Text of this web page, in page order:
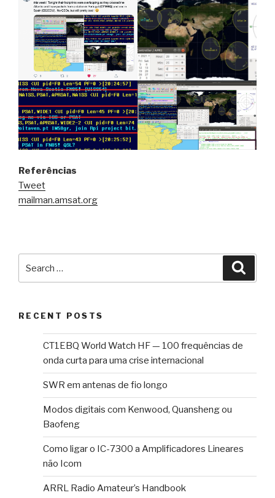
Referências
Tweet
mailman.amsat.org
for:
RECENT POSTS
CT1EBQ World Watch HF — 100 frequências de
onda curta para uma crise internacional
SWR em antenas de fio longo
Modos digitais com Kenwood, Quansheng ou
Baofeng
Como ligar o IC-7300 a Amplificadores Lineares
não Icom
ARRL Radio Amateur’s Handbook